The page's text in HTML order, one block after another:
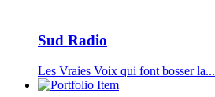
Sud Radio
Les Vraies Voix qui font bosser la...